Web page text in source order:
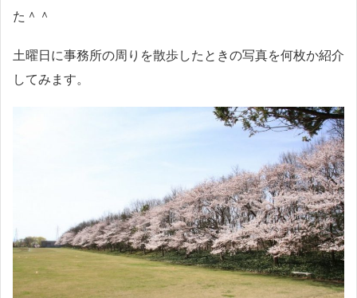
た＾＾
土曜日に事務所の周りを散歩したときの写真を何枚か紹介
してみます。